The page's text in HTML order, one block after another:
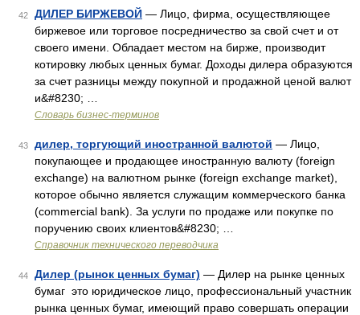
42 ДИЛЕР БИРЖЕВОЙ — Лицо, фирма, осуществляющее
биржевое или торговое посредничество за свой счет и от
своего имени. Обладает местом на бирже, производит
котировку любых ценных бумаг. Доходы дилера образуются
за счет разницы между покупной и продажной ценой валют
и&#8230; …
Словарь бизнес-терминов
43 дилер, торгующий иностранной валютой — Лицо,
покупающее и продающее иностранную валюту (foreign
exchange) на валютном рынке (foreign exchange market),
которое обычно является служащим коммерческого банка
(commercial bank). За услуги по продаже или покупке по
поручению своих клиентов&#8230; …
Справочник технического переводчика
44 Дилер (рынок ценных бумаг) — Дилер на рынке ценных
бумаг это юридическое лицо, профессиональный участник
рынка ценных бумаг, имеющий право совершать операции